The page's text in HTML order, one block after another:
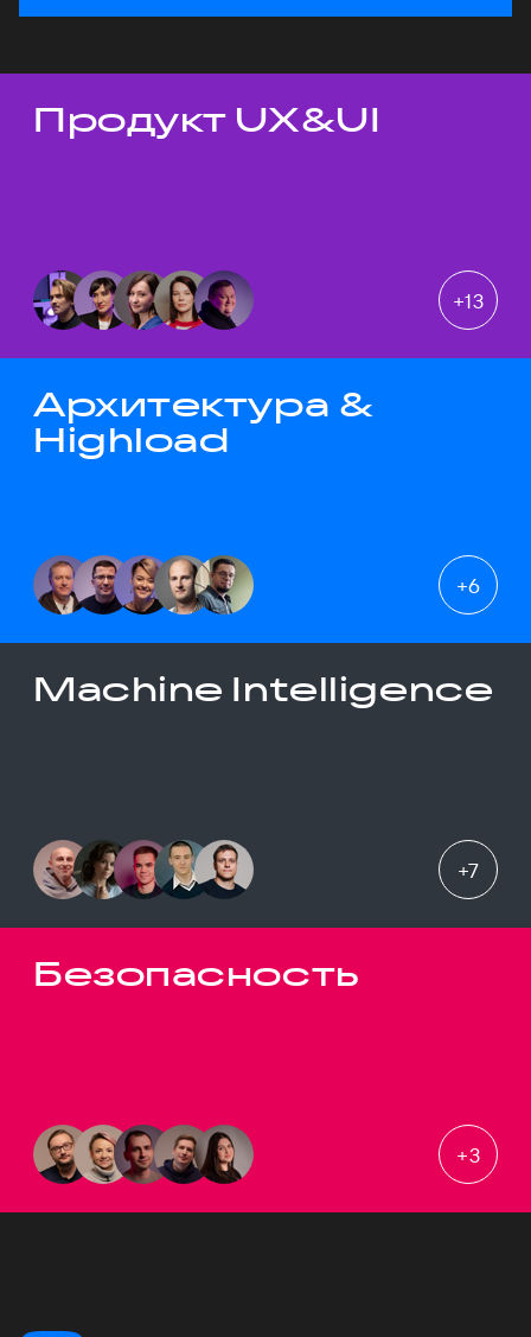
Темы докладов
Продукт UX&UI
+13
Архитектура &
Highload
+6
Machine Intelligence
+7
Безопасность
+3